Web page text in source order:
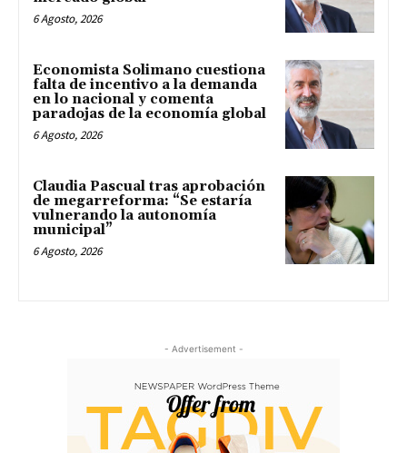
6 Agosto, 2026
Economista Solimano cuestiona
falta de incentivo a la demanda
en lo nacional y comenta
paradojas de la economía global
6 Agosto, 2026
Claudia Pascual tras aprobación
de megarreforma: “Se estaría
vulnerando la autonomía
municipal”
6 Agosto, 2026
- Advertisement -